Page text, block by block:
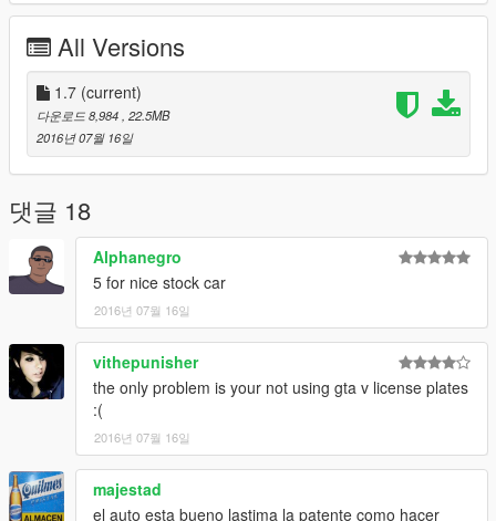
IF YOU ARE RECORDING VIDEO, DON'T FORGET TO LEAVE
THE CREDITS ON DESCRIPTION THANK YOU..
(OS INVEJOSOS FICA PUTO)
All Versions
1.7 (current)
다운로드 8,984, 22.5MB
2016년 07월 16일
댓글 18
Alphanegro
5 for nice stock car
2016년 07월 16일
vithepunisher
the only problem is your not using gta v license plates
:(
2016년 07월 16일
majestad
el auto esta bueno lastima la patente como hacer